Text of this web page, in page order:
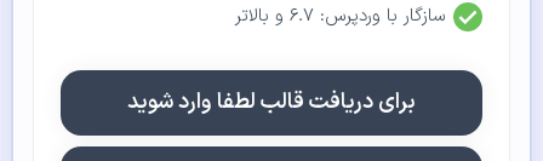
سازگار با وردپرس: ۶.۷ و بالاتر
برای دریافت قالب لطفا وارد شوید